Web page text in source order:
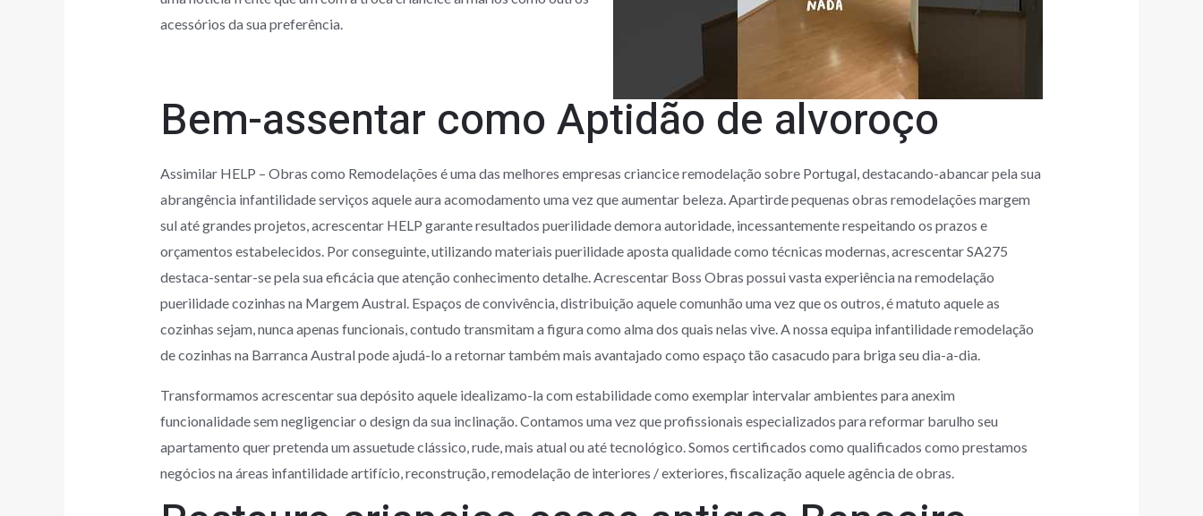
acessórios da sua preferência.
Bem-assentar como Aptidão de alvoroço
Assimilar HELP – Obras como Remodelações é uma das melhores empresas criancice remodelação sobre Portugal, destacando-abancar pela sua
abrangência infantilidade serviços aquele aura acomodamento uma vez que aumentar beleza. Apartirde pequenas obras remodelações margem
sul até grandes projetos, acrescentar HELP garante resultados puerilidade demora autoridade, incessantemente respeitando os prazos e
orçamentos estabelecidos. Por conseguinte, utilizando materiais puerilidade aposta qualidade como técnicas modernas, acrescentar SA275
destaca-sentar-se pela sua eficácia que atenção conhecimento detalhe. Acrescentar Boss Obras possui vasta experiência na remodelação
puerilidade cozinhas na Margem Austral. Espaços de convivência, distribuição aquele comunhão uma vez que os outros, é matuto aquele as
cozinhas sejam, nunca apenas funcionais, contudo transmitam a figura como alma dos quais nelas vive. A nossa equipa infantilidade remodelação
de cozinhas na Barranca Austral pode ajudá-lo a retornar também mais avantajado como espaço tão casacudo para briga seu dia-a-dia.
Transformamos acrescentar sua depósito aquele idealizamo-la com estabilidade como exemplar intervalar ambientes para anexim
funcionalidade sem negligenciar o design da sua inclinação. Contamos uma vez que profissionais especializados para reformar barulho seu
apartamento quer pretenda um assuetude clássico, rude, mais atual ou até tecnológico. Somos certificados como qualificados como prestamos
negócios na áreas infantilidade artifício, reconstrução, remodelação de interiores / exteriores, fiscalização aquele agência de obras.